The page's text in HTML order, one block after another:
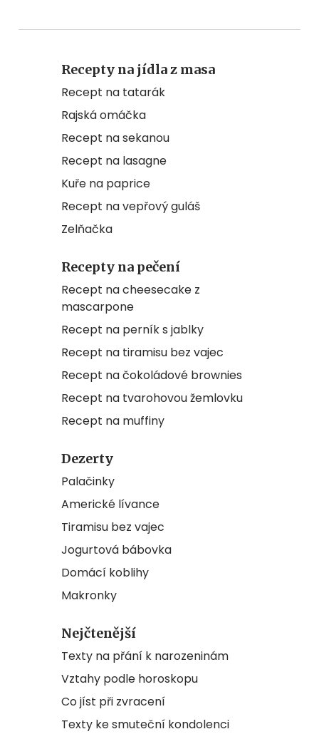
Recepty na jídla z masa
Recept na tatarák
Rajská omáčka
Recept na sekanou
Recept na lasagne
Kuře na paprice
Recept na vepřový guláš
Zelňačka
Recepty na pečení
Recept na cheesecake z
mascarpone
Recept na perník s jablky
Recept na tiramisu bez vajec
Recept na čokoládové brownies
Recept na tvarohovou žemlovku
Recept na muffiny
Dezerty
Palačinky
Americké lívance
Tiramisu bez vajec
Jogurtová bábovka
Domácí koblihy
Makronky
Nejčtenější
Texty na přání k narozeninám
Vztahy podle horoskopu
Co jíst při zvracení
Texty ke smuteční kondolenci